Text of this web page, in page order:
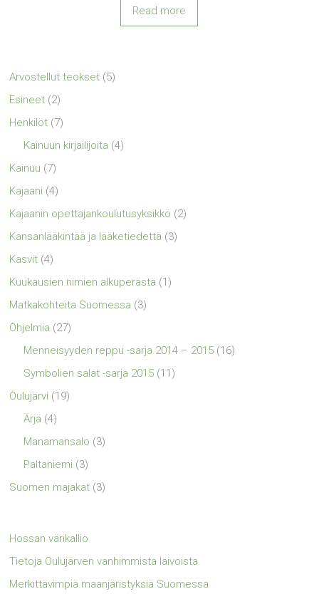
Read more
Arvostellut teokset (5)
Esineet (2)
Henkilöt (7)
Kainuun kirjailijoita (4)
Kainuu (7)
Kajaani (4)
Kajaanin opettajankoulutusyksikkö (2)
Kansanlääkintää ja lääketiedettä (3)
Kasvit (4)
Kuukausien nimien alkuperästä (1)
Matkakohteita Suomessa (3)
Ohjelmia (27)
Menneisyyden reppu -sarja 2014 – 2015 (16)
Symbolien salat -sarja 2015 (11)
Oulujärvi (19)
Ärjä (4)
Manamansalo (3)
Paltaniemi (3)
Suomen majakat (3)
Hossan värikallio
Tietoja Oulujärven vanhimmista laivoista
Merkittävimpiä maanjäristyksiä Suomessa